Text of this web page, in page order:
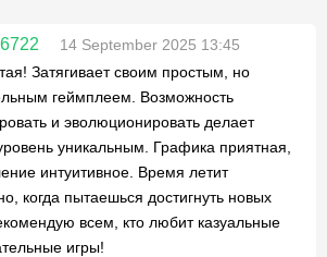
14 September 2025 13:45
Затягивает своим простым, но
геймплеем. Возможность
и эволюционировать делает
уникальным. Графика приятная,
интуитивное. Время летит
когда пытаешься достигнуть новых
всем, кто любит казуальные
игры!